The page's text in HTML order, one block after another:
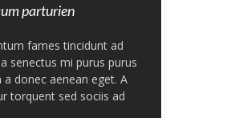
parturien
fames tincidunt ad
senectus mi purus purus
donec aenean eget. A
torquent sed sociis ad